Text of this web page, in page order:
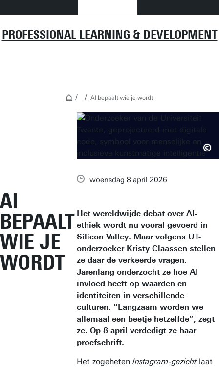
PROFESSIONAL LEARNING & DEVELOPMENT
AI bepaalt wie je wordt
AI
BEPAALT
WIE JE
WORDT
woensdag 8 april 2026
Het wereldwijde debat over AI-
ethiek wordt nu vooral gevoerd in
Silicon Valley. Maar volgens UT-
onderzoeker Kristy Claassen stellen
ze daar de verkeerde vragen.
Jarenlang onderzocht ze hoe AI
invloed heeft op waarden en
identiteiten in verschillende
culturen. “Langzaam worden we
allemaal een beetje hetzelfde”, zegt
ze. Op 8 april verdedigt ze haar
proefschrift.
Het zogeheten Instagram-gezichtlaat